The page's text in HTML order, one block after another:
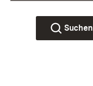
Suchen